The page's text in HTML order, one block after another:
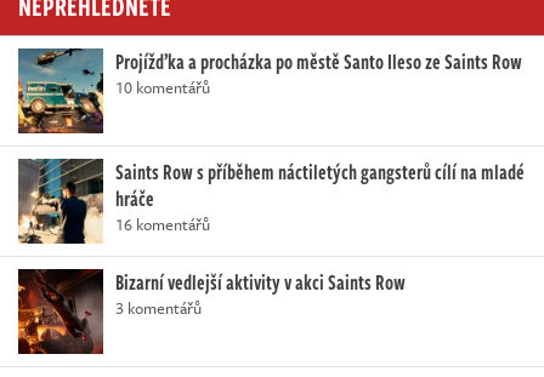
Projížďka a procházka po městě Santo Ileso ze Saints Row
10 komentářů
Saints Row s příběhem náctiletých gangsterů cílí na mladé
hráče
16 komentářů
Bizarní vedlejší aktivity v akci Saints Row
3 komentářů